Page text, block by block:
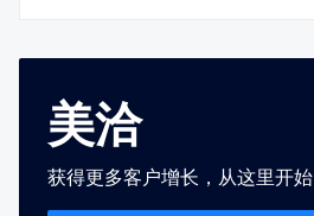
美洽
获得更多客户增长，从这里开始